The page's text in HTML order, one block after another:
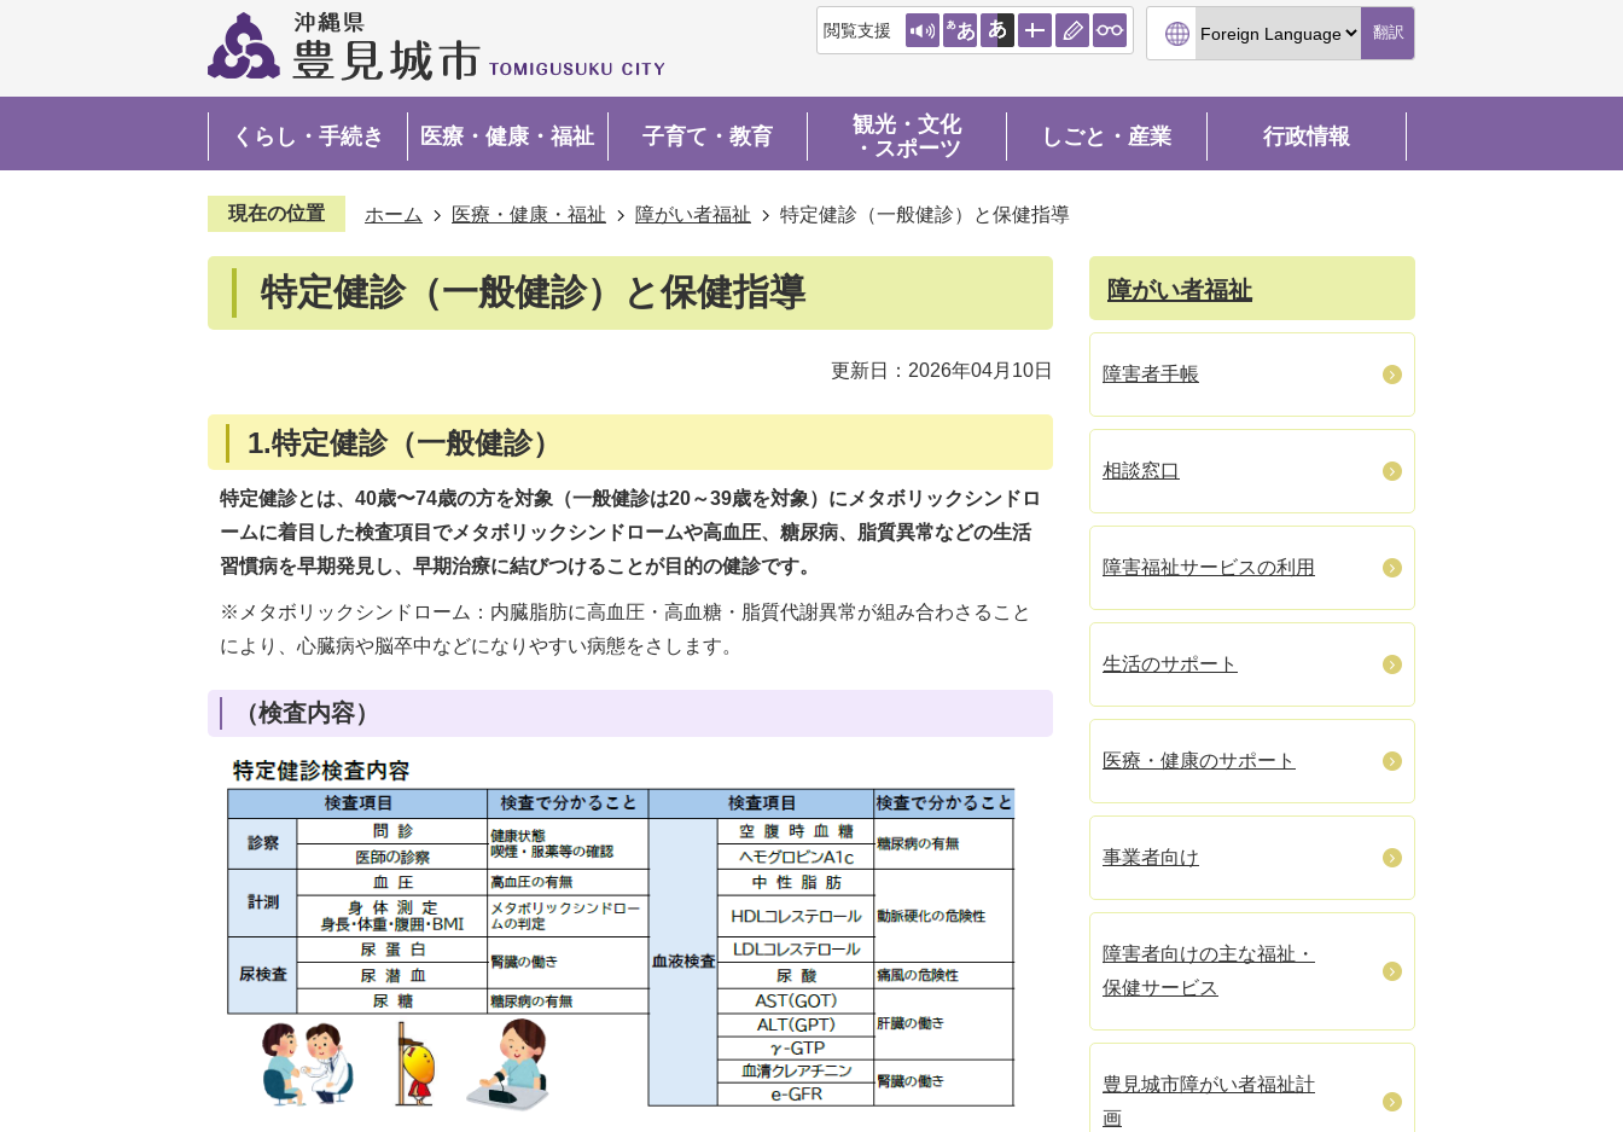
閲覧支援 翻訳
くらし・手続き 医療・健康・福祉 子育て・教育
観光・文化
・スポーツ
しごと・産業 行政情報
現在の位置 ホーム 医療・健康・福祉 障がい者福祉 特定健診（一般健診）と保健指導
特定健診（一般健診）と保健指導
更新日：2026年04月10日
1.特定健診（一般健診）
特定健診とは、40歳〜74歳の方を対象（一般健診は20～39歳を対象）にメタボリックシンドロ
ームに着目した検査項目でメタボリックシンドロームや高血圧、糖尿病、脂質異常などの生活
習慣病を早期発見し、早期治療に結びつけることが目的の健診です。
※メタボリックシンドローム：内臓脂肪に高血圧・高血糖・脂質代謝異常が組み合わさること
により、心臓病や脳卒中などになりやすい病態をさします。
（検査内容）
障がい者福祉
障害者手帳
相談窓口
障害福祉サービスの利用
生活のサポート
医療・健康のサポート
事業者向け
障害者向けの主な福祉・
保健サービス
豊見城市障がい者福祉計
画